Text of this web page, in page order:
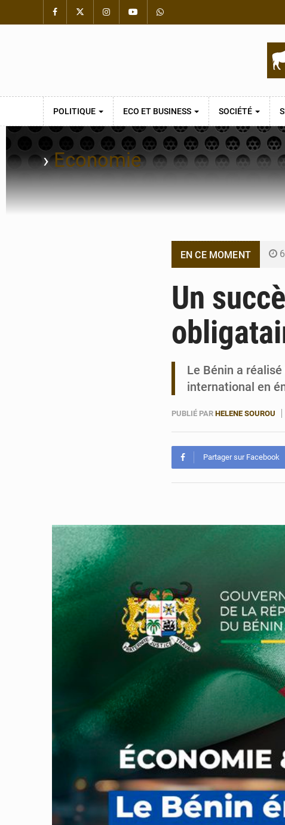
POLITIQUE ECO ET BUSINESS SOCIÉTÉ
›Economie
EN CE MOMENT 6
5
Un
Le Bénin a
international en
PUBLIÉ PAR HELENE SOUROU
Partager sur Facebook